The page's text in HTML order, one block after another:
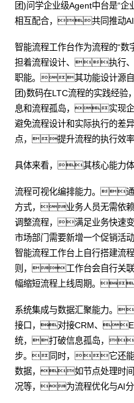
团)问学企业级Agent中台是“
相互配合，共同推动
智能流程工作台作为流程的“
担着流程设计、执行
职能。其功能设计源自
团)数码在LTC流程的实践经
息和流程孤岛，实现
避免流程设计和实际执行的
点，提升流程的执行效
具体来看，其核心能力
流程可视化编排能力。
方式，业务人员无需依
调整流程，满足业务快
市场部门需要新增一个促销
智能流程工作台上自行搭建
则，工作台会自行关
幅缩短流程上线周期。
系统集成与数据汇聚能力。
接口，对接CRM、
统，打破信息孤岛，
步。同时，它还能
数据，如节点处理时
况等，为流程优化与AI